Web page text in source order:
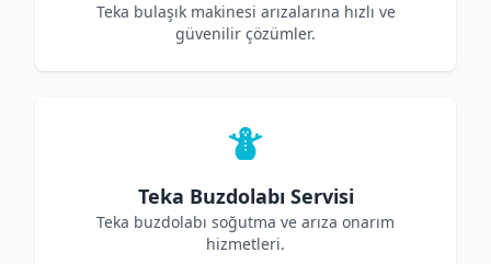
Teka bulaşık makinesi arızalarına hızlı ve
güvenilir çözümler.
Teka Buzdolabı Servisi
Teka buzdolabı soğutma ve arıza onarım
hizmetleri.